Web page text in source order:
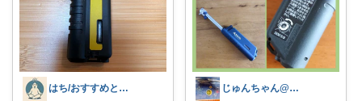
はち/おすすめと買って良かったご紹介⭐️ じゅんちゃん@心を豊かにする物と暮らし